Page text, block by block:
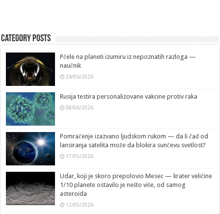
Category Posts
Pčele na planeti izumiru iz nepoznatih razloga —
naučnik
24/06/2026
Rusija testira personalizovane vakcine protiv raka
08/06/2026
Pomračenje izazvano ljudskom rukom — da li čađ od
lansiranja satelita može da blokira sunčevu svetlost?
17/05/2026
Udar, koji je skoro prepolovio Mesec — krater veličine
1/10 planete ostavilo je nešto više, od samog
asteroida
12/05/2026